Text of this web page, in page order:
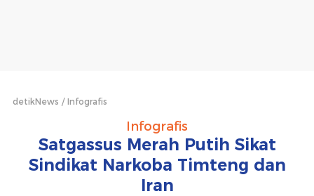
detikNews Infografis
Infografis
Satgassus Merah Putih Sikat
Sindikat Narkoba Timteng dan
Iran